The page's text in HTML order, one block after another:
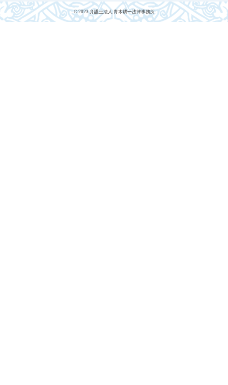
© 2023 弁護士法人 青木耕一法律事務所